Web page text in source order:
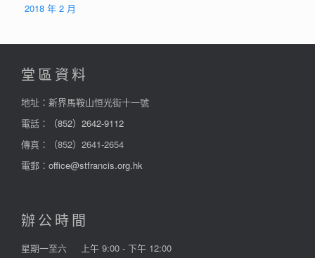
2018 年 2 月
堂區資料
地址：新界馬鞍山恒光街十一號
電話：
（852）2642-9112
傳真：（852）2641-2654
電郵： office@stfrancis.org.hk
辦公時間
星期一至六
上午 9:00 - 下午 12:00